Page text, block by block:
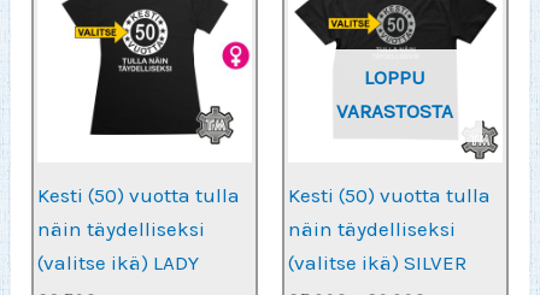
tehdä
tehdä
tuotteen
sivulla.
Kesti (50) vuotta tulla
näin täydelliseksi
(valitse ikä) LADY
LOPPU
VARASTOSTA
Kesti (50) vuotta tulla
näin täydelliseksi
(valitse ikä) SILVER